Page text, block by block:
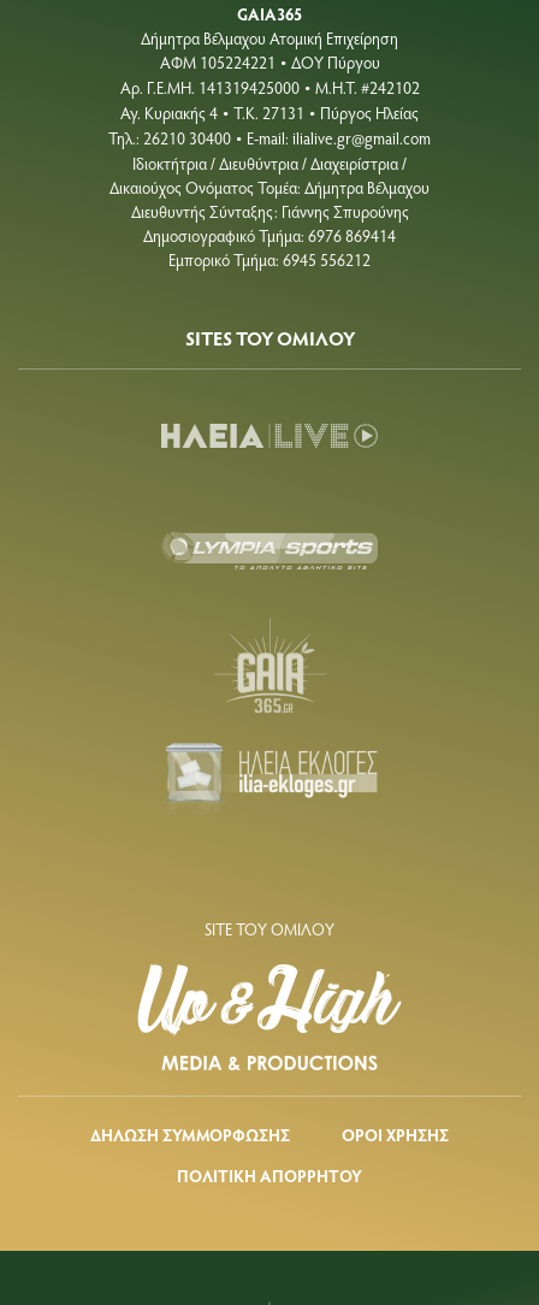
GAIA365
Δήμητρα Βέλμαχου Ατομική Επιχείρηση
ΑΦΜ 105224221 • ΔΟΥ Πύργου
Aρ. Γ.Ε.ΜΗ. 141319425000 • Μ.Η.Τ. #242102
Αγ. Κυριακής 4 • Τ.Κ. 27131 • Πύργος Ηλείας
Τηλ.: 26210 30400 • E-mail: ilialive.gr@gmail.com
Ιδιοκτήτρια / Διευθύντρια / Διαχειρίστρια /
Δικαιούχος Ονόματος Τομέα: Δήμητρα Βέλμαχου
Διευθυντής Σύνταξης: Γιάννης Σπυρούνης
Δημοσιογραφικό Τμήμα: 6976 869414
Εμπορικό Τμήμα: 6945 556212
SITES ΤΟΥ ΟΜΙΛΟΥ
SITE ΤΟΥ ΟΜΙΛΟΥ
ΔΗΛΩΣΗ ΣΥΜΜΟΡΦΩΣΗΣ
ΟΡΟΙ ΧΡΗΣΗΣ
ΠΟΛΙΤΙΚΗ ΑΠΟΡΡΗΤΟΥ